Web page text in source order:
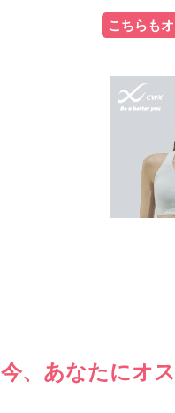
こちらも
今、あなたにオ